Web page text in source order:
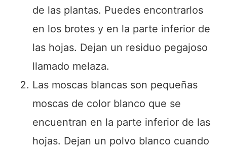
de las plantas. Puedes encontrarlos
en los brotes y en la parte inferior de
las hojas. Dejan un residuo pegajoso
llamado melaza.
Las moscas blancas son pequeñas
moscas de color blanco que se
encuentran en la parte inferior de las
hojas. Dejan un polvo blanco cuando